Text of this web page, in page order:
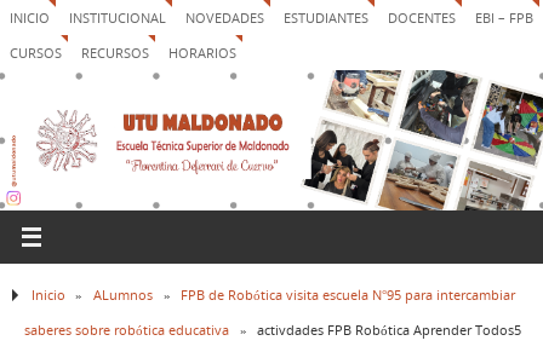
INICIO INSTITUCIONAL NOVEDADES ESTUDIANTES DOCENTES
EBI – FPB
CURSOS
RECURSOS HORARIOS
Inicio » ALumnos »
FPB de Robótica visita escuela N°95 para intercambiar
saberes sobre robótica educativa » activdades FPB Robótica Aprender Todos5